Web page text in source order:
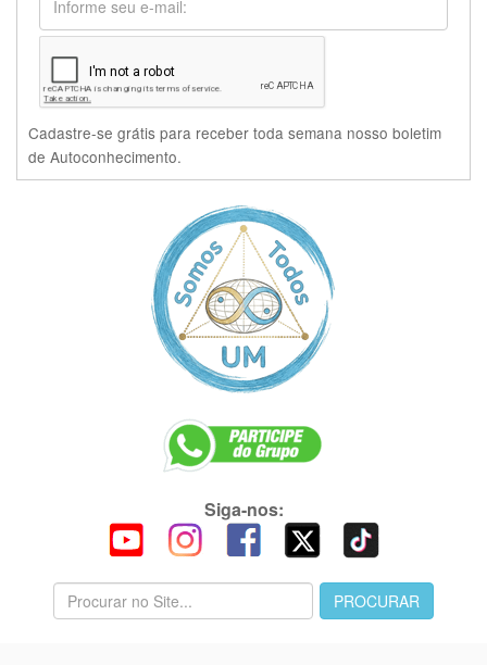
Cadastre-se grátis para receber toda semana nosso boletim
de Autoconhecimento.
Siga-nos: